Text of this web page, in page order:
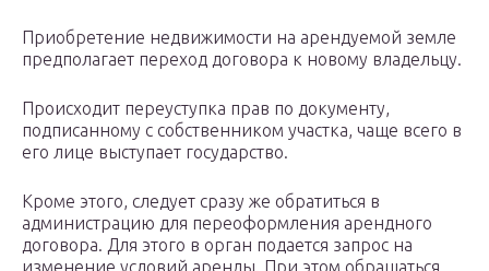
Приобретение недвижимости на арендуемой земле
предполагает переход договора к новому владельцу.
Происходит переуступка прав по документу,
подписанному с собственником участка, чаще всего в
его лице выступает государство.
Кроме этого, следует сразу же обратиться в
администрацию для переоформления арендного
договора. Для этого в орган подается запрос на
изменение условий аренды. При этом обращаться